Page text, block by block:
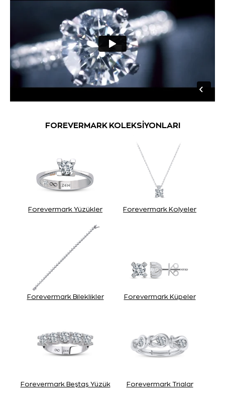
FOREVERMARK KOLEKSİYONLARI
Forevermark Yüzükler Forevermark Kolyeler
Forevermark Bileklikler Forevermark Küpeler
Forevermark Beştaş Yüzük Forevermark Trialar